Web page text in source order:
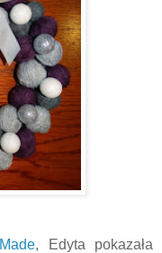
, Edyta pokazała